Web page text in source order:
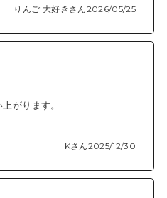
りんご 大好きさん2026/05/25
がります。
Kさん2025/12/30